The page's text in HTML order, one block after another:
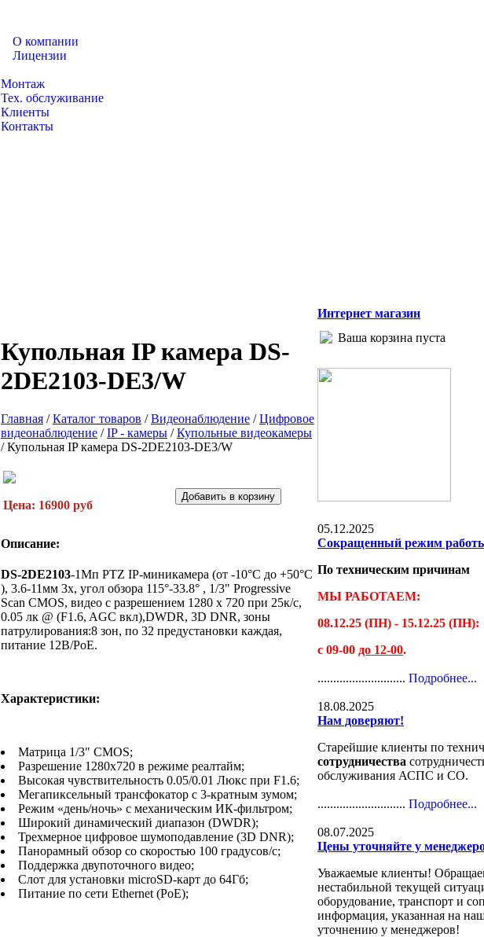
О компании
Лицензии
Монтаж
Тех. обслуживание
Клиенты
Контакты
Купольная IP камера DS-
2DE2103-DE3/W
Главная /Каталог товаров /Видеонаблюдение /Цифровое
видеонаблюдение /IP - камеры /Купольные видеокамеры
/Купольная IP камера DS-2DE2103-DE3/W
Цена: 16900 руб
Описание:
DS-2DE2103-1Мп PTZ IP-миникамера (от -10°C до +50°C
), 3.6-11мм 3х, угол обзора 115°-33.8° , 1/3" Progressive
Scan CMOS, видео с разрешением 1280 х 720 при 25к/с,
0.05 лк @ (F1.6, AGC вкл),DWDR, 3D DNR, зоны
патрулирования:8 зон, по 32 предустановки каждая,
питание 12В/PoE.
Характеристики:
Матрица 1/3" CMOS;
Разрешение 1280x720 в режиме реалтайм;
Высокая чувствительность 0.05/0.01 Люкс при F1.6;
Мегапиксельный трансфокатор с 3-кратным зумом;
Режим «день/ночь» с механическим ИК-фильтром;
Широкий динамический диапазон (DWDR);
Трехмерное цифровое шумоподавление (3D DNR);
Панорамный обзор со скоростью 100 градусов/с;
Поддержка двупоточного видео;
Слот для установки microSD-карт до 64Гб;
Питание по сети Ethernet (PoE);
Интернет магазин
Ваша корзина пуста
05.12.2025
Сокращенный режим
По техническим причинам
МЫ РАБОТАЕМ:
08.12.25 (ПН) - 15.12.25 (ПН):
с 09-00 до 12-00.
............................ Подробнее...
18.08.2025
Нам доверяют!
Старейшие клиенты по
сотрудничества
обслуживания АСПС и СО.
............................ Подробнее...
08.07.2025
Цены уточняйте у
Уважаемые клиенты!
нестабильной текущей
оборудование, транспорт и
информация, указанная на
уточнению у менеджеров!